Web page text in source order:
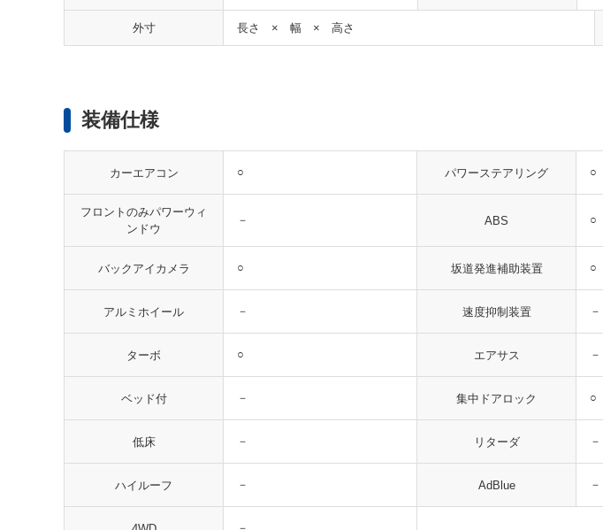
外寸 長さ × 幅 × 高さ
装備仕様
カーエアコン ○ パワーステアリング ○
フロントのみパワーウィ
ンドウ
－ ABS ○
バックアイカメラ ○ 坂道発進補助装置 ○
アルミホイール － 速度抑制装置 －
ターボ ○ エアサス －
ベッド付 － 集中ドアロック ○
低床 － リターダ －
ハイルーフ － AdBlue －